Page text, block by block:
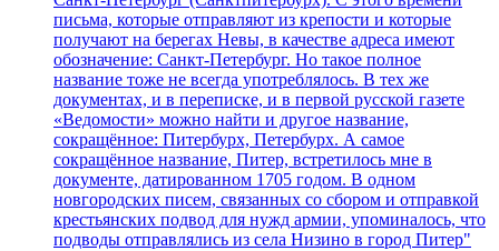
письма, которые отправляют из крепости и которые
получают на берегах Невы, в качестве адреса имеют
обозначение: Санкт-Петербург. Но такое полное
название тоже не всегда употреблялось. В тех же
документах, и в переписке, и в первой русской газете
«Ведомости» можно найти и другое название,
сокращённое: Питербурх, Петербурх. А самое
сокращённое название, Питер, встретилось мне в
документе, датированном 1705 годом. В одном
новгородских писем, связанных со сбором и отправкой
крестьянских подвод для нужд армии, упоминалось, что
подводы отправлялись из села Низино в город Питер"